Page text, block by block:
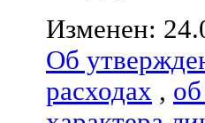
Изменен:
Об
расходах ,